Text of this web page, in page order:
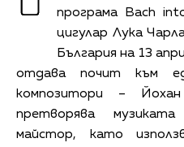
програма Bach
цигулар Лука
България на 13
отдава почит към
композитори –
претворява
майстор, като